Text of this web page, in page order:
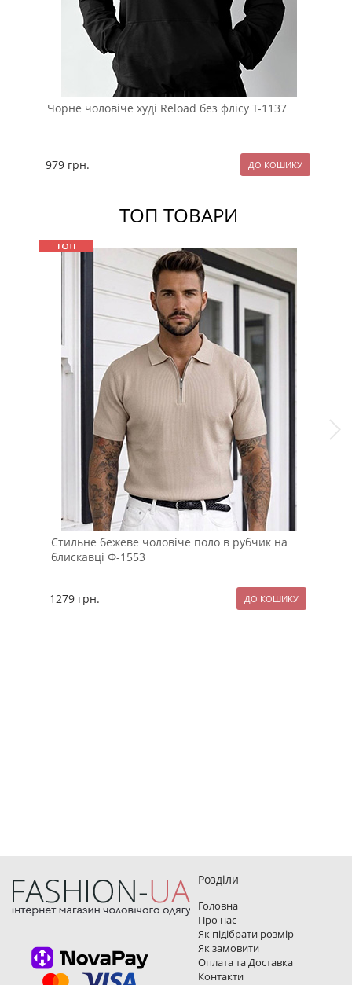
Чорне чоловіче худі Reload без флісу Т-1137
979 грн.
ТОП ТОВАРИ
Стильне бежеве чоловіче поло в рубчик на
блискавці Ф-1553
1279 грн.
Розділи
Головна
Про нас
Як підібрати розмір
Як замовити
Оплата та Доставка
Контакти